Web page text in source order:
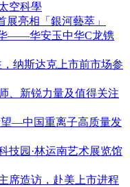
空科學
展亮相「銀河藝萃」
——华安玉中华C龙镌
纳斯达克上市前市场参
、新锐力量及值得关注
—中国重离子高质量发
技园·林运南艺术展览馆
席造访，赴美上市进程